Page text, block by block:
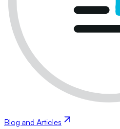
Blog and Articles